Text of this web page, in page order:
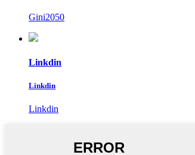
Gini2050
Linkdin
Linkdin
Linkdin